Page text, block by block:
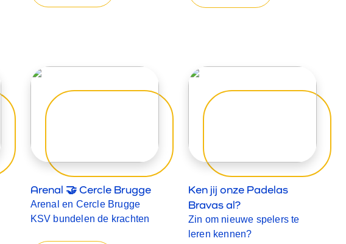
Arenal 🤝 Cercle Brugge
Arenal en Cercle Brugge
KSV bundelen de krachten
Ken jij onze Padelas
Bravas al?
Zin om nieuwe spelers te
leren kennen?